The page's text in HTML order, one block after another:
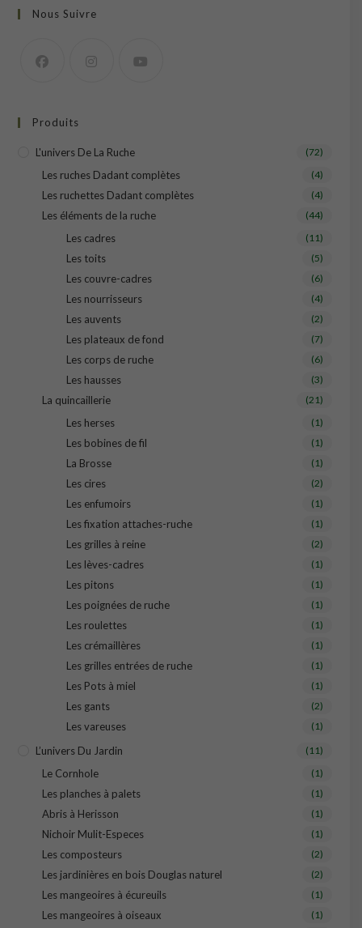
Nous Suivre
Produits
L'univers De La Ruche (72)
Les ruches Dadant complètes (4)
Les ruchettes Dadant complètes (4)
Les éléments de la ruche (44)
Les cadres (11)
Les toits (5)
Les couvre-cadres (6)
Les nourrisseurs (4)
Les auvents (2)
Les plateaux de fond (7)
Les corps de ruche (6)
Les hausses (3)
La quincaillerie (21)
Les herses (1)
Les bobines de fil (1)
La Brosse (1)
Les cires (2)
Les enfumoirs (1)
Les fixation attaches-ruche (1)
Les grilles à reine (2)
Les lèves-cadres (1)
Les pitons (1)
Les poignées de ruche (1)
Les roulettes (1)
Les crémaillères (1)
Les grilles entrées de ruche (1)
Les Pots à miel (1)
Les gants (2)
Les vareuses (1)
L’univers Du Jardin (11)
Le Cornhole (1)
Les planches à palets (1)
Abris à Herisson (1)
Nichoir Mulit-Especes (1)
Les composteurs (2)
Les jardinières en bois Douglas naturel (2)
Les mangeoires à écureuils (1)
Les mangeoires à oiseaux (1)